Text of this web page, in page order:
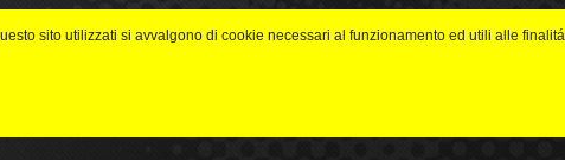
sito utilizzati si avvalgono di cookie necessari al funzionamento ed utili alle finalitá